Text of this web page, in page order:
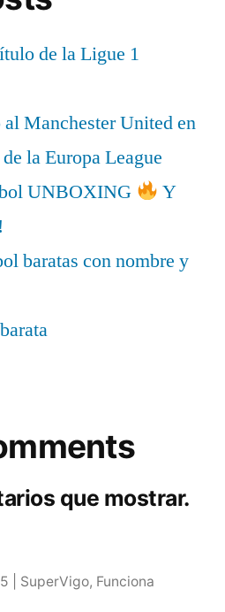
de la Ligue 1
Manchester United en
la Europa League
UNBOXING
Y
baratas con nombre y
que mostrar.
| SuperVigo, Funciona